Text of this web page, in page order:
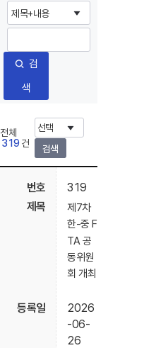
검
색
전체
319 건 검색
319
제7차
한-중 F
TA 공
동위원
회 개최
2026
-06-
26